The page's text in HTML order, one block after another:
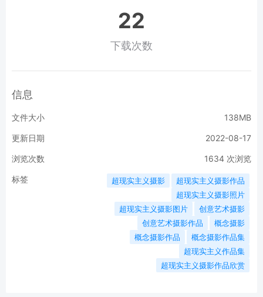
22
下载次数
信息
文件大小 138MB
更新日期 2022-08-17
浏览次数 1634次浏览
标签 超现实主义摄影
超现实主义摄影作品
超现实主义摄影照片
超现实主义摄影图片
创意艺术摄影
创意艺术摄影作品
概念摄影
概念摄影作品
概念摄影作品集
超现实主义作品集
超现实主义摄影作品欣赏